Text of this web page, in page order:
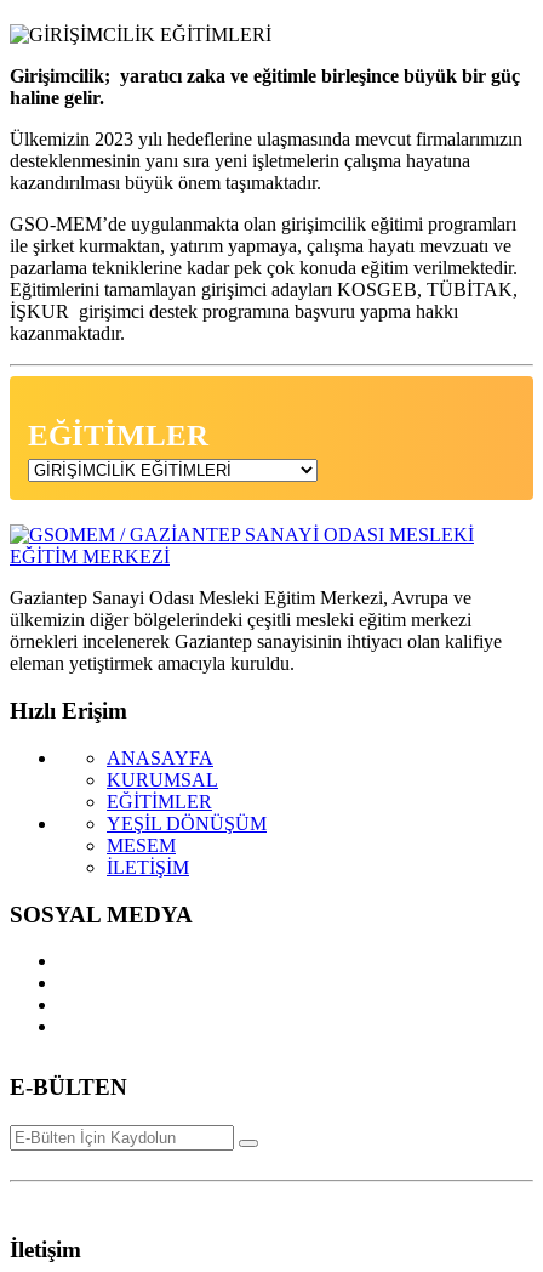
Girişimcilik; yaratıcı zaka ve eğitimle birleşince büyük bir güç
haline gelir.
Ülkemizin 2023 yılı hedeflerine ulaşmasında mevcut firmalarımızın
desteklenmesinin yanı sıra yeni işletmelerin çalışma hayatına
kazandırılması büyük önem taşımaktadır.
GSO-MEM’de uygulanmakta olan girişimcilik eğitimi programları
ile şirket kurmaktan, yatırım yapmaya, çalışma hayatı mevzuatı ve
pazarlama tekniklerine kadar pek çok konuda eğitim verilmektedir.
Eğitimlerini tamamlayan girişimci adayları KOSGEB, TÜBİTAK,
İŞKUR girişimci destek programına başvuru yapma hakkı
kazanmaktadır.
EĞİTİMLER
Gaziantep Sanayi Odası Mesleki Eğitim Merkezi, Avrupa ve
ülkemizin diğer bölgelerindeki çeşitli mesleki eğitim merkezi
örnekleri incelenerek Gaziantep sanayisinin ihtiyacı olan kalifiye
eleman yetiştirmek amacıyla kuruldu.
Hızlı Erişim
ANASAYFA
KURUMSAL
EĞİTİMLER
YEŞİL DÖNÜŞÜM
MESEM
İLETİŞİM
SOSYAL MEDYA
E-BÜLTEN
İletişim